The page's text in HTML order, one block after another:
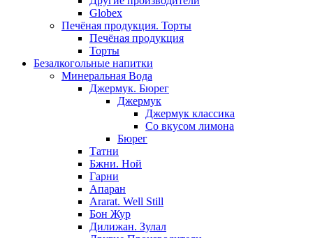
Globex
Печёная продукция. Торты
Печёная продукция
Торты
Безалкогольные напитки
Минеральная Вода
Джермук. Бюрег
Джермук
Джермук классика
Со вкусом лимона
Бюрег
Татни
Бжни. Ной
Гарни
Апаран
Ararat. Well Still
Бон Жур
Дилижан. Зулал